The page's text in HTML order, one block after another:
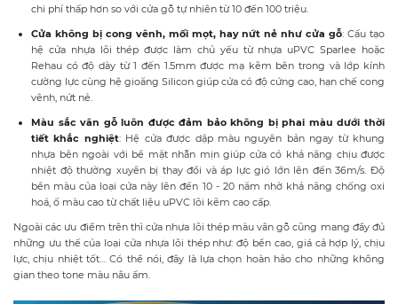
chi phí thấp hơn so với cửa gỗ tự nhiên từ 10 đến 100 triệu.
Cửa không bị cong vênh, mối mọt, hay nứt nẻ như cửa gỗ: Cấu tạo
hệ cửa nhựa lõi thép được làm chủ yếu từ nhựa uPVCSparlee hoặc
Rehau có độ dày từ 1 đến 1.5mm được mạ kẽm bên trong và lớp kính
cường lực cùng hệ gioăng Silicon giúp cửa có độ cứng cao, hạn chế cong
vênh, nứt nẻ.
Màu sắc vân gỗ luôn được đảm bảo không bị phai màu dưới thời
tiết khắc nghiệt: Hệ cửa được dập màu nguyên bản ngay từ khung
nhựa bên ngoài với bề mặt nhẵn mịn giúp cửa có khả năng chịu được
nhiệt độ thường xuyên bị thay đổi và áp lực gió lớn lên đến 36m/s. Độ
bền màu của loại cửa này lên đến 10 - 20 năm nhờkhả năng chống oxi
hoá, ố màu cao từ chất liệu uPVC lõi kẽm cao cấp.
Ngoài các ưu điểm trên thì cửa nhựa lõi thép màu vân gỗ cũng mang đầy đủ
những ưu thế của loại cửa nhựa lõi thép như: độ bền cao, giá cả hợp lý, chịu
lực, chịu nhiệt tốt… Có thể nói, đây là lựa chọn hoàn hảo cho những không
gian theo tone màu nâu ấm.